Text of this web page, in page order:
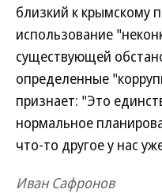
близкий к крымскому
использование
существующей
определенные
признает: "Это
нормальное
что-то другое у нас
Иван Сафронов